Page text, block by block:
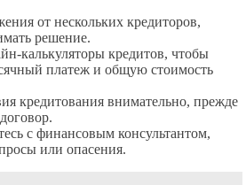
от нескольких кредиторов,
решение.
калькуляторы кредитов, чтобы
платеж и общую стоимость
кредитования внимательно, прежде
с финансовым консультантом,
или опасения.